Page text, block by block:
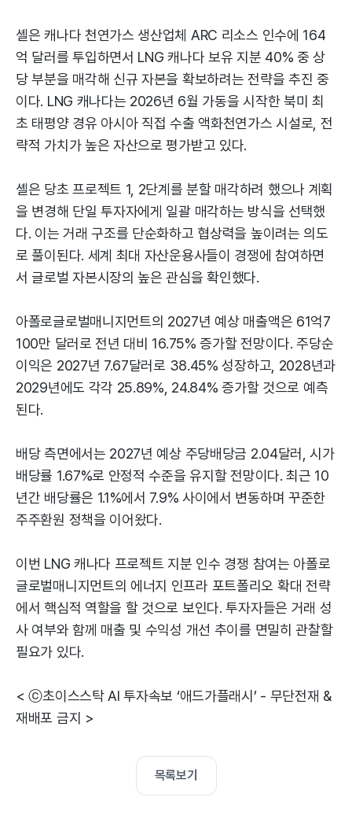
셸은 캐나다 천연가스 생산업체 ARC 리소스 인수에 164
억 달러를 투입하면서 LNG 캐나다 보유 지분 40% 중 상
당 부분을 매각해 신규 자본을 확보하려는 전략을 추진 중
이다. LNG 캐나다는 2026년 6월 가동을 시작한 북미 최
초 태평양 경유 아시아 직접 수출 액화천연가스 시설로, 전
략적 가치가 높은 자산으로 평가받고 있다.
셸은 당초 프로젝트 1, 2단계를 분할 매각하려 했으나 계획
을 변경해 단일 투자자에게 일괄 매각하는 방식을 선택했
다. 이는 거래 구조를 단순화하고 협상력을 높이려는 의도
로 풀이된다. 세계 최대 자산운용사들이 경쟁에 참여하면
서 글로벌 자본시장의 높은 관심을 확인했다.
아폴로글로벌매니지먼트의 2027년 예상 매출액은 61억7
100만 달러로 전년 대비 16.75% 증가할 전망이다. 주당순
이익은 2027년 7.67달러로 38.45% 성장하고, 2028년과
2029년에도 각각 25.89%, 24.84% 증가할 것으로 예측
된다.
배당 측면에서는 2027년 예상 주당배당금 2.04달러, 시가
배당률 1.67%로 안정적 수준을 유지할 전망이다. 최근 10
년간 배당률은 1.1%에서 7.9% 사이에서 변동하며 꾸준한
주주환원 정책을 이어왔다.
이번 LNG 캐나다 프로젝트 지분 인수 경쟁 참여는 아폴로
글로벌매니지먼트의 에너지 인프라 포트폴리오 확대 전략
에서 핵심적 역할을 할 것으로 보인다. 투자자들은 거래 성
사 여부와 함께 매출 및 수익성 개선 추이를 면밀히 관찰할
필요가 있다.
< ⓒ초이스스탁 AI 투자속보 ‘애드가플래시’ - 무단전재 &
재배포 금지 >
목록보기